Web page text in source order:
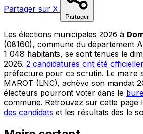
Partager sur X
Partager
Les élections municipales 2026 à
(08160), commune du département
1 048 habitants, se sont tenues le
2026. 2 candidatures ont été
préfecture pour ce scrutin. Le maire
MAROT (LNC), achève son mandat
électeurs pourront voter dans le
commune. Retrouvez sur cette page
des candidats et les résultats dès le